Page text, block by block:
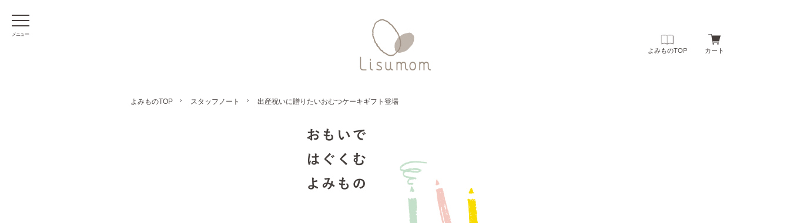
メニュー
よみものTOP カート
よみものTOP スタッフノート 出産祝いに贈りたいおむつケーキギフト登場